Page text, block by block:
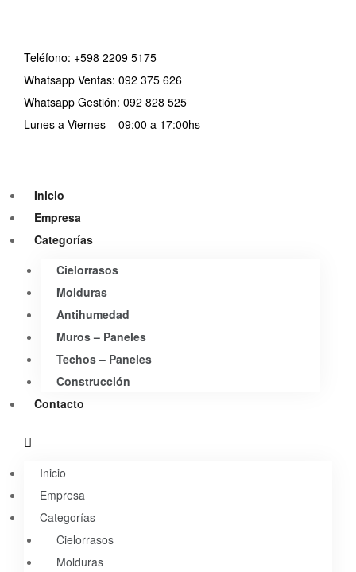
Teléfono: +598 2209 5175
Whatsapp Ventas: 092 375 626
Whatsapp Gestión: 092 828 525
Lunes a Viernes – 09:00 a 17:00hs
Inicio
Empresa
Categorías
Cielorrasos
Molduras
Antihumedad
Muros – Paneles
Techos – Paneles
Construcción
Contacto
Inicio
Empresa
Categorías
Cielorrasos
Molduras